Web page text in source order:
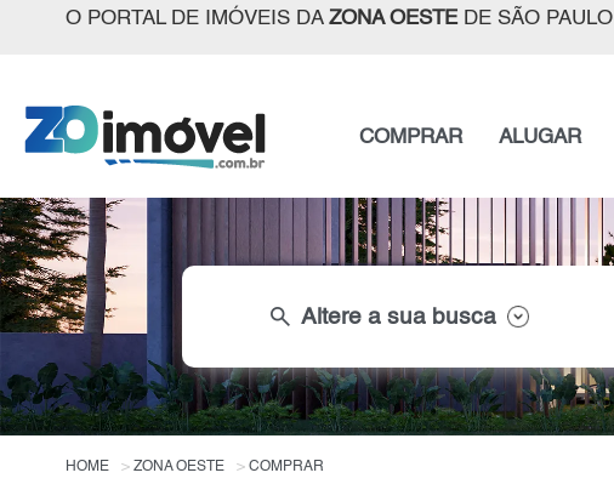
O PORTAL DE IMÓVEIS DA ZONA OESTEDE SÃO PAULO
COMPRAR ALUGAR
search Altere a sua busca
HOME ZONA OESTE COMPRAR